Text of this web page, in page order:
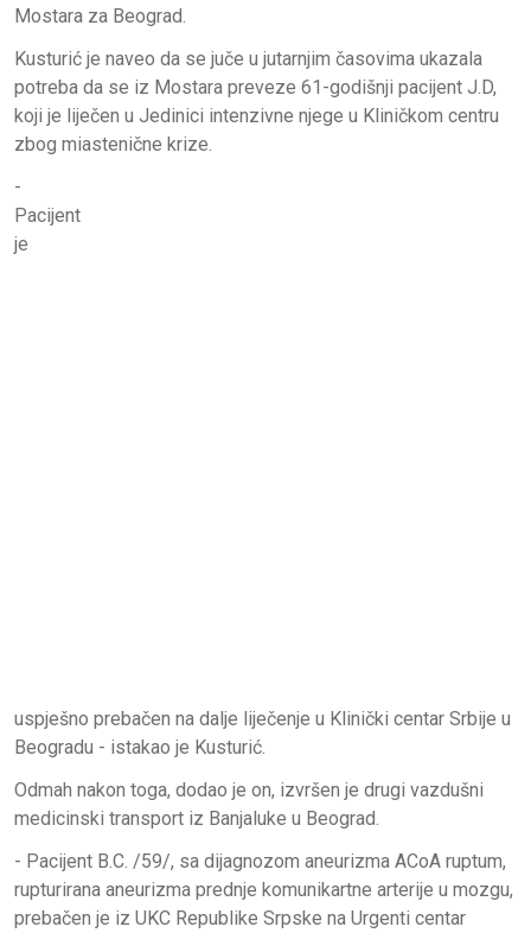
Mostara za Beograd.
Kusturić je naveo da se juče u jutarnjim časovima ukazala
potreba da se iz Mostara preveze 61-godišnji pacijent Ј.D,
koji je liječen u Јedinici intenzivne njege u Kliničkom centru
zbog miastenične krize.
-
Pacijent
je
uspješno prebačen na dalje liječenje u Klinički centar Srbije u
Beogradu - istakao je Kusturić.
Odmah nakon toga, dodao je on, izvršen je drugi vazdušni
medicinski transport iz Banjaluke u Beograd.
- Pacijent B.C. /59/, sa dijagnozom aneurizma ACoA ruptum,
rupturirana aneurizma prednje komunikartne arterije u mozgu,
prebačen je iz UKC Republike Srpske na Urgenti centar